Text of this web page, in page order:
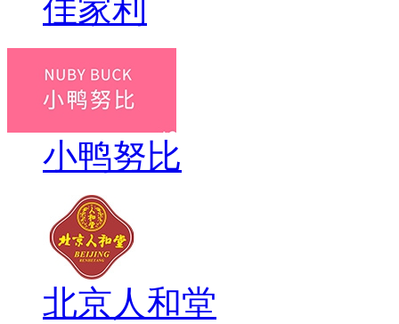
佳家利
小鸭努比
北京人和堂